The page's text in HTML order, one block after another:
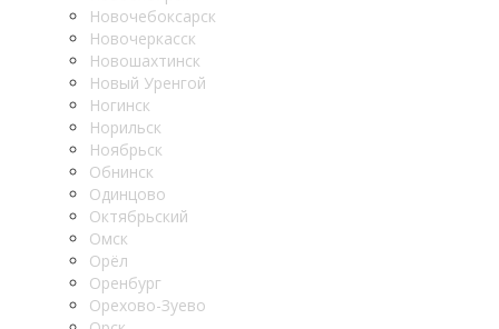
Новочебоксарск
Новочеркасск
Новошахтинск
Новый Уренгой
Ногинск
Норильск
Ноябрьск
Обнинск
Одинцово
Октябрьский
Омск
Орёл
Оренбург
Орехово-Зуево